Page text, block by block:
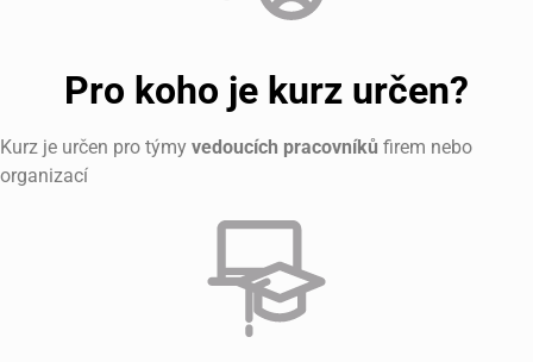
Pro koho je kurz určen?
Kurz je určen pro týmy vedoucích pracovníků firem nebo
organizací